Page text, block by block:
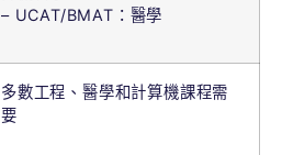
– UCAT/BMAT：醫學
多數工程、醫學和計算機課程需
要